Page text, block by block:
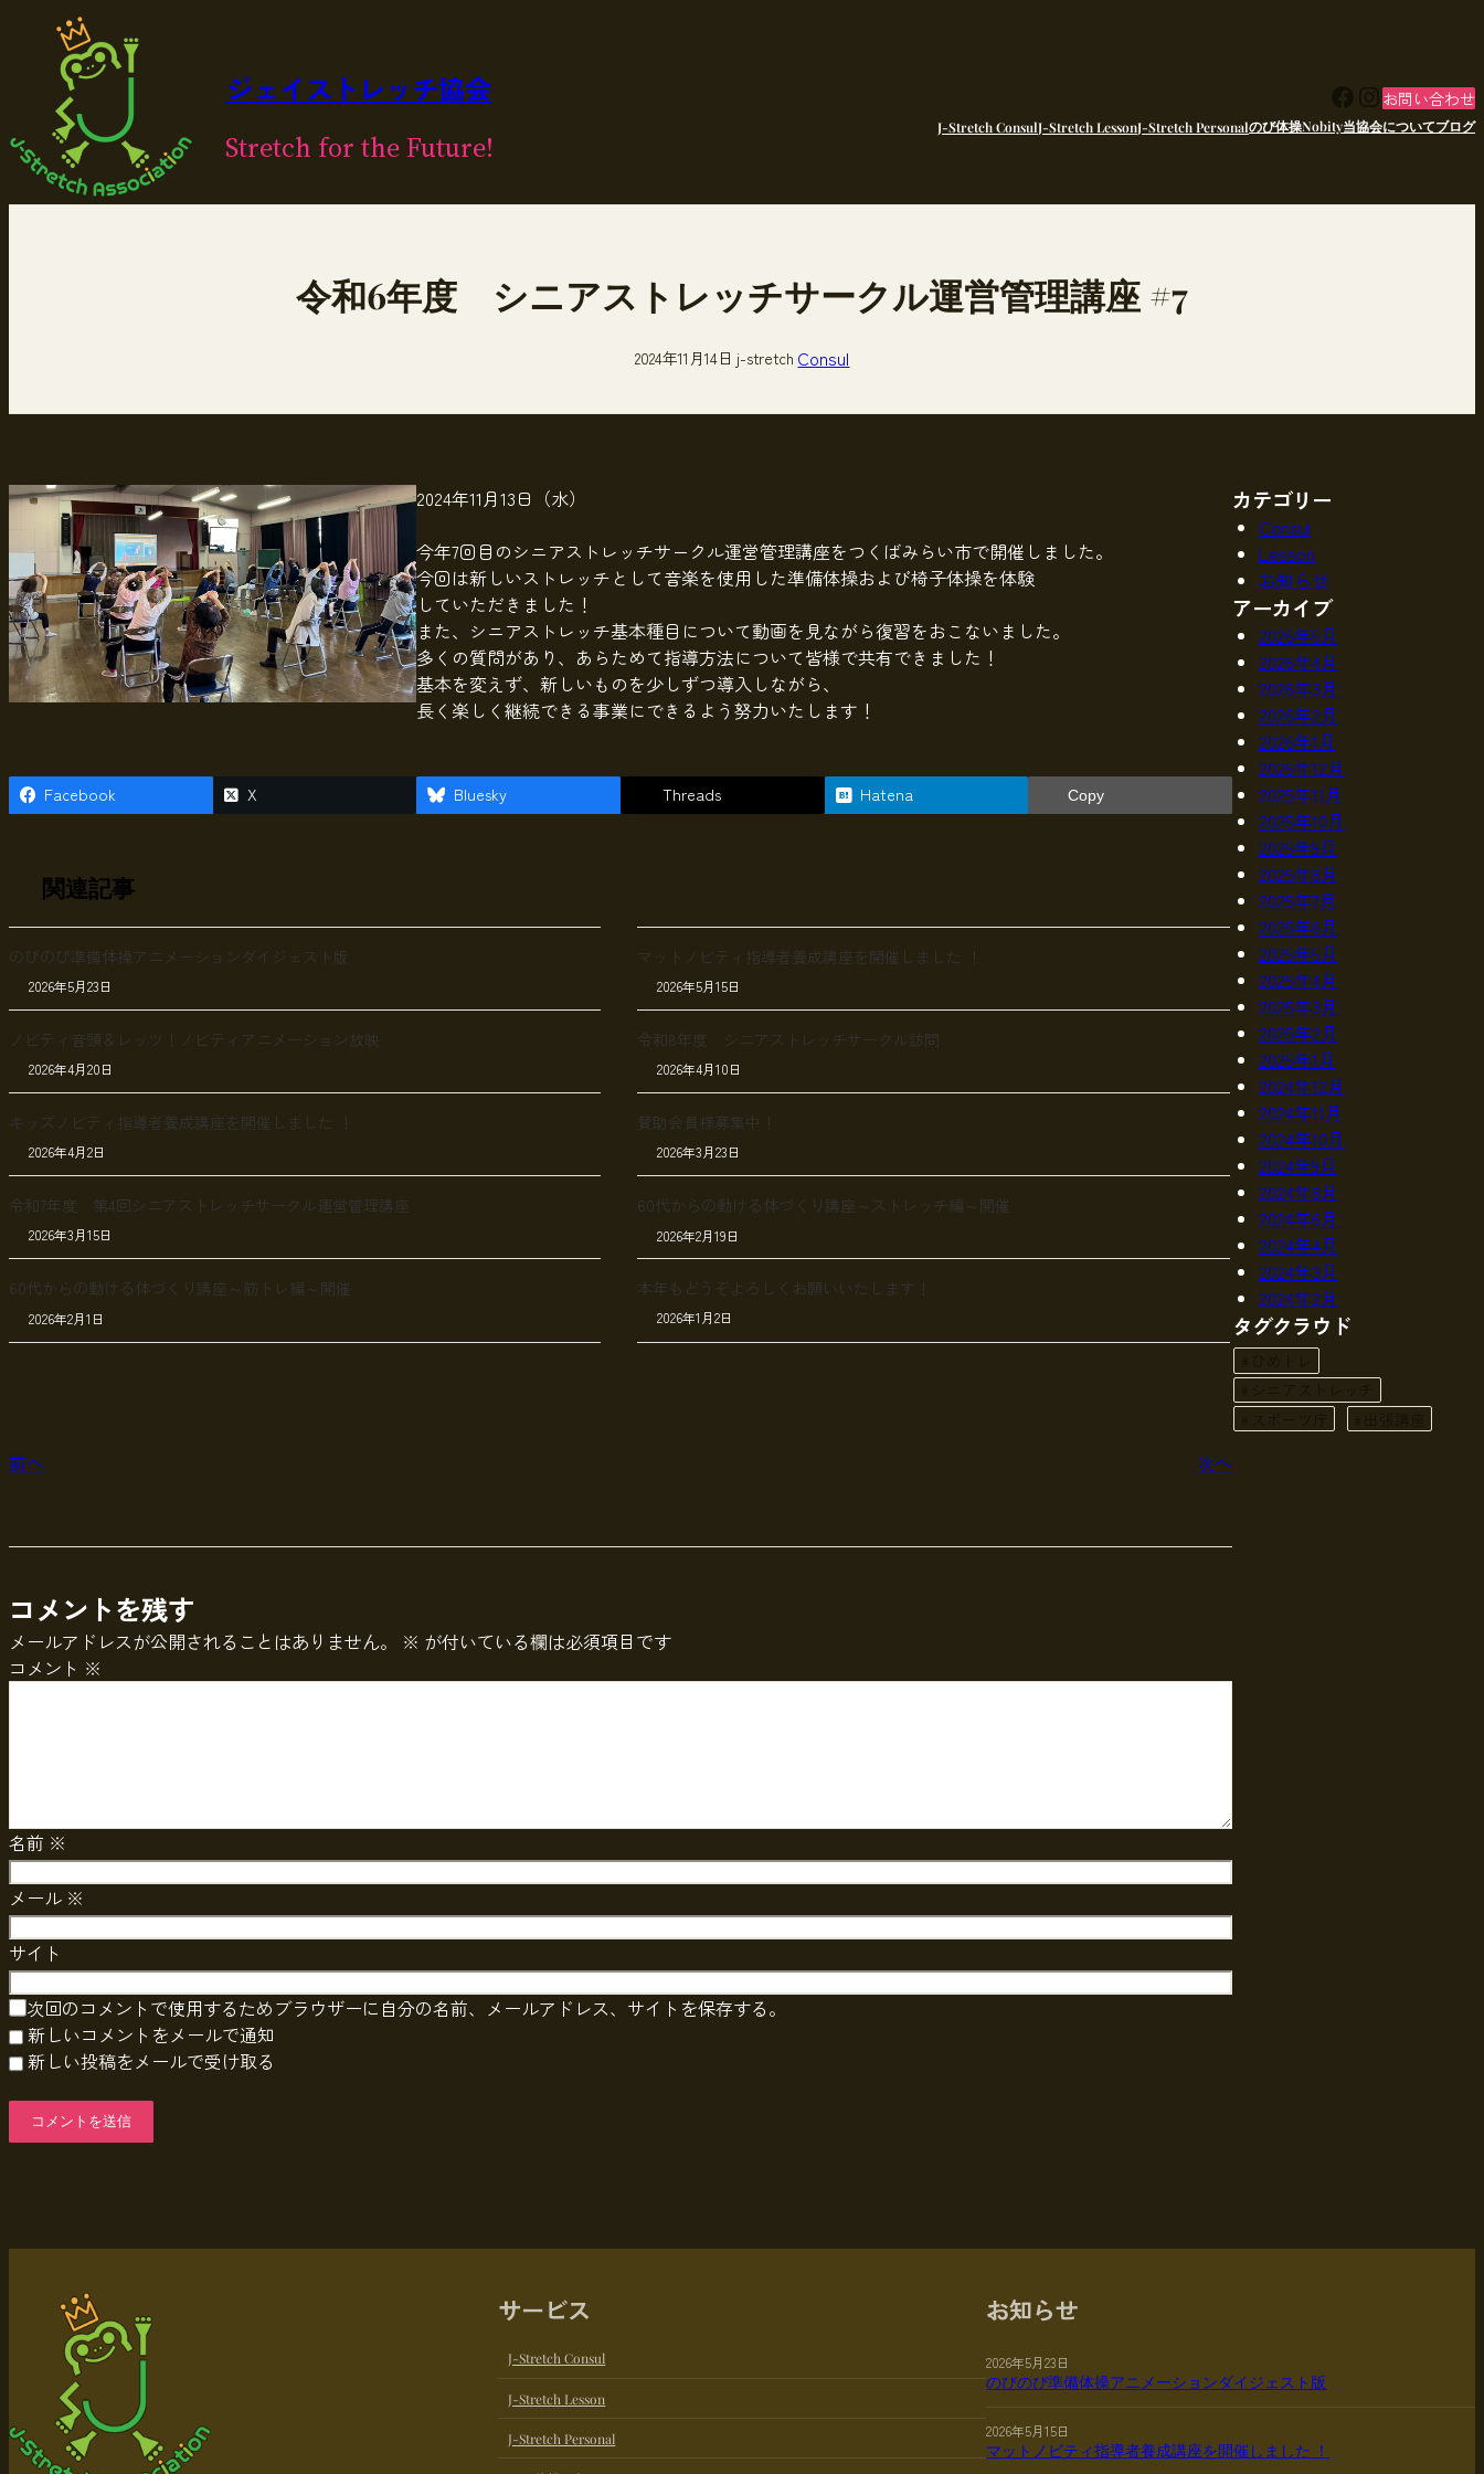
ッ
ジェイストレッチ協会
Stretch for the Future!
Facebook
Instagram
お問い合わせ
J-Stretch ConsulJ-Stretch LessonJ-Stretch Personalのび体操Nobity当協会についてブログ
令和6年度 シニアストレッチサークル運営管理講座 #7
2024年11月14日 j-stretch Consul
2024年11月13日（水）
今年7回目のシニアストレッチサークル運営管理講座をつくばみらい市で開催しました。
今回は新しいストレッチとして音楽を使用した準備体操および椅子体操を体験
していただきました！
また、シニアストレッチ基本種目について動画を見ながら復習をおこないました。
多くの質問があり、あらためて指導方法について皆様で共有できました！
基本を変えず、新しいものを少しずつ導入しながら、
長く楽しく継続できる事業にできるよう努力いたします！
Facebook X Bluesky Threads Hatena Copy
関連記事
のびのび準備体操アニメーションダイジェスト版
2026年5月23日
マットノビティ指導者養成講座を開催しました ！
2026年5月15日
ノビティ音頭＆レッツ！ノビティアニメーション放映
2026年4月20日
令和8年度 シニアストレッチサークル訪問
2026年4月10日
キッズノビティ指導者養成講座を開催しました ！
2026年4月2日
賛助会員様募集中！
2026年3月23日
令和7年度 第4回シニアストレッチサークル運営管理講座
2026年3月15日
60代からの動ける体づくり講座～ストレッチ編～開催
2026年2月19日
60代からの動ける体づくり講座～筋トレ編～開催
2026年2月1日
本年もどうぞよろしくお願いいたします！
2026年1月2日
前へ 次へ
コメントを残す
メールアドレスが公開されることはありません。 ※ が付いている欄は必須項目です
コメント ※
名前 ※
メール ※
サイト
次回のコメントで使用するためブラウザーに自分の名前、メールアドレス、サイトを保存する。
新しいコメントをメールで通知
新しい投稿をメールで受け取る
カテゴリー
Consul
Lesson
お知らせ
アーカイブ
2026年5月
2026年4月
2026年3月
2026年2月
2026年1月
2025年12月
2025年11月
2025年10月
2025年9月
2025年8月
2025年7月
2025年6月
2025年5月
2025年4月
2025年3月
2025年2月
2025年1月
2024年12月
2024年11月
2024年10月
2024年9月
2024年8月
2024年6月
2024年4月
2024年3月
2024年2月
タグクラウド
サービス
J-Stretch Consul
J-Stretch Lesson
J-Stretch Personal
お知らせ
2026年5月23日
のびのび準備体操アニメーションダイジェスト版
2026年5月15日
マットノビティ指導者養成講座を開催しました ！